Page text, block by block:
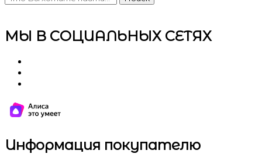
МЫ В СОЦИАЛЬНЫХ СЕТЯХ
Информация покупателю